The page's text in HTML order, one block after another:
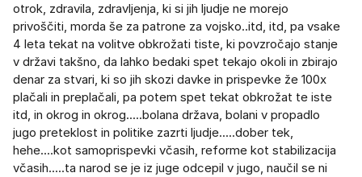
otrok, zdravila, zdravljenja, ki si jih ljudje ne morejo
privoščiti, morda še za patrone za vojsko..itd, itd, pa vsake
4 leta tekat na volitve obkrožati tiste, ki povzročajo stanje
v državi takšno, da lahko bedaki spet tekajo okoli in zbirajo
denar za stvari, ki so jih skozi davke in prispevke že 100x
plačali in preplačali, pa potem spet tekat obkrožat te iste
itd, in okrog in okrog.....bolana država, bolani v propadlo
jugo preteklost in politike zazrti ljudje.....dober tek,
hehe....kot samoprispevki včasih, reforme kot stabilizacija
včasih.....ta narod se je iz juge odcepil v jugo, naučil se ni